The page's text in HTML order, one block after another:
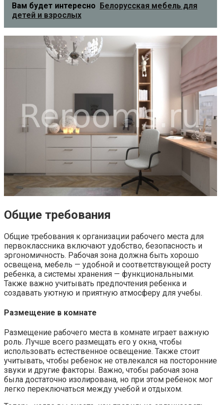
Вам будет интересно Белорусская мебель для
детей и взрослых
Общие требования
Общие требования к организации рабочего места для
первоклассника включают удобство, безопасность и
эргономичность. Рабочая зона должна быть хорошо
освещена, мебель — удобной и соответствующей росту
ребенка, а системы хранения — функциональными.
Также важно учитывать предпочтения ребенка и
создавать уютную и приятную атмосферу для учебы.
Размещение в комнате
Размещение рабочего места в комнате играет важную
роль. Лучше всего размещать его у окна, чтобы
использовать естественное освещение. Также стоит
учитывать, чтобы ребенок не отвлекался на посторонние
звуки и другие факторы. Важно, чтобы рабочая зона
была достаточно изолирована, но при этом ребенок мог
легко переключаться между учебой и отдыхом.